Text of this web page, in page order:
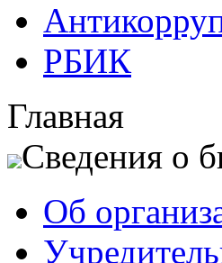
РБИК
Главная
Сведения о
Об